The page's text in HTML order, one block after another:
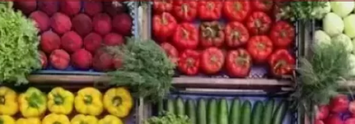
إلهام شرشر تكتب: دي مبقتش كورة..
دي سياسة
الكاتبة إلهام شرشر تهنئ الرئيس
السيسي بعيد ميلاده وتُشيد بجهوده
في بناء الدولة